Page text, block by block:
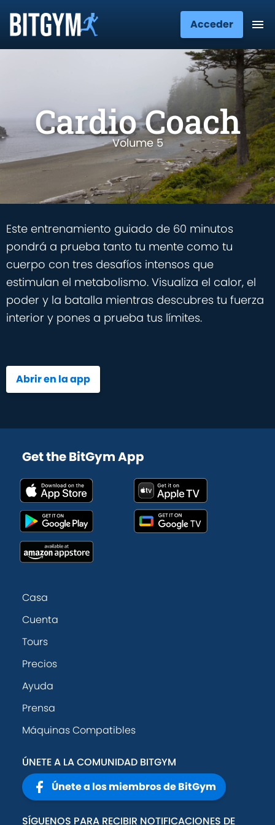
Acceder
Cardio Coach
Volume 5
Este entrenamiento guiado de 60 minutos
pondrá a prueba tanto tu mente como tu
cuerpo con tres desafíos intensos que
estimulan el metabolismo. Visualiza el calor, el
poder y la batalla mientras descubres tu fuerza
interior y pones a prueba tus límites.
Abrir en la app
Get the BitGym App
Casa
Cuenta
Tours
Precios
Ayuda
Prensa
Máquinas Compatibles
ÚNETE A LA COMUNIDAD BITGYM
Únete a los miembros de BitGym
SÍGUENOS PARA RECIBIR NOTIFICACIONES DE